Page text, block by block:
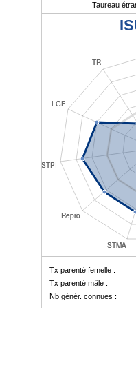
Taureau
Tx parenté femelle :
Tx parenté mâle :
Nb génér. connues :